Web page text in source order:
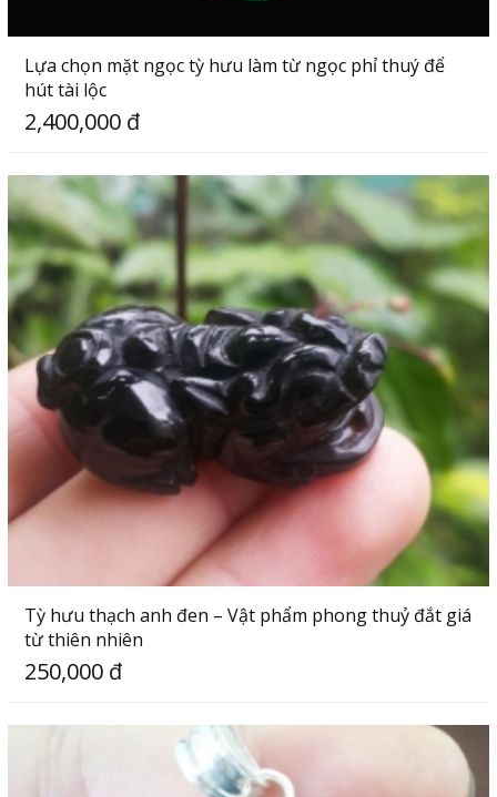
Lựa chọn mặt ngọc tỳ hưu làm từ ngọc phỉ thuý để
hút tài lộc
2,400,000 đ
Tỳ hưu thạch anh đen – Vật phẩm phong thuỷ đắt giá
từ thiên nhiên
250,000 đ